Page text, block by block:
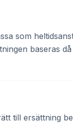
som
baseras
till ersättning